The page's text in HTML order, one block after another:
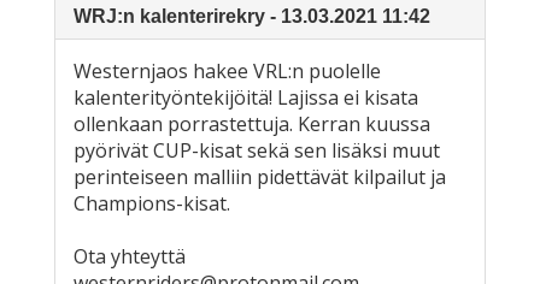
WRJ:n kalenterirekry - 13.03.2021 11:42
Westernjaos hakee VRL:n puolelle
kalenterityöntekijöitä! Lajissa ei kisata
ollenkaan porrastettuja. Kerran kuussa
pyörivät CUP-kisat sekä sen lisäksi muut
perinteiseen malliin pidettävät kilpailut ja
Champions-kisat.
Ota yhteyttä